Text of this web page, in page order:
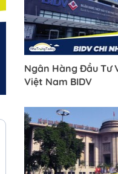
Ngân Hàng Đầu Tư
Việt Nam BIDV